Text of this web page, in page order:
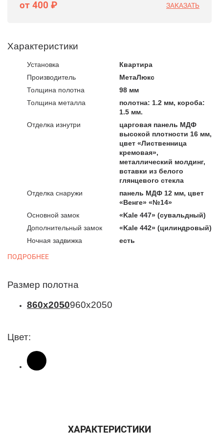
от 400 ₽
ЗАКАЗАТЬ
Характеристики
Установка
Квартира
Производитель
МетаЛюкс
Толщина полотна
98 мм
Толщина металла
полотна: 1.2 мм, короба:
1.5 мм.
Отделка изнутри
царговая панель МДФ
высокой плотности 16 мм,
цвет «Лиственница
кремовая»,
металлический молдинг,
вставки из белого
глянцевого стекла
Отделка снаружи
панель МДФ 12 мм, цвет
«Венге» «№14»
Основной замок
«Kale 447» (сувальдный)
Дополнительный замок
«Kale 442» (цилиндровый)
Ночная задвижка
есть
ПОДРОБНЕЕ
Размер полотна
860х2050960х2050
Цвет:
ХАРАКТЕРИСТИКИ